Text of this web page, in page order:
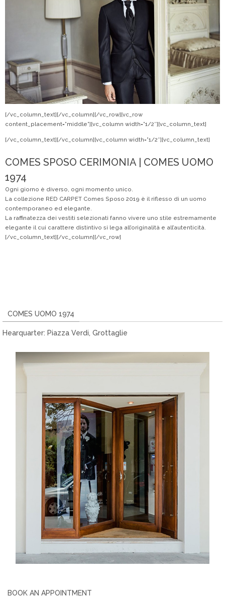
[/vc_column_text][/vc_column][/vc_row][vc_row
content_placement=”middle”][vc_column width=”1/2″][vc_column_text]
[/vc_column_text][/vc_column][vc_column width=”1/2″][vc_column_text]
COMES SPOSO CERIMONIA | COMES UOMO
1974
Ogni giorno è diverso, ogni momento unico.
La collezione RED CARPET Comes Sposo 2019 è il riflesso di un uomo
contemporaneo ed elegante.
La raffinatezza dei vestiti selezionati fanno vivere uno stile estremamente
elegante il cui carattere distintivo si lega all’originalità e all’autenticità.
[/vc_column_text][/vc_column][/vc_row]
COMES UOMO 1974
Hearquarter: Piazza Verdi, Grottaglie
BOOK AN APPOINTMENT